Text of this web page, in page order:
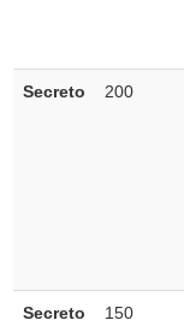
Secreto 200
Secreto 150